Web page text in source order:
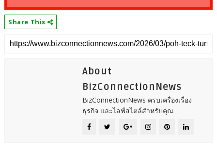
Share This
About
BizConnectionNews
BizConnectionNews ครบเครื่องเรื่อง
ธุรกิจ และไลฟ์สไตล์สำหรับคุณ